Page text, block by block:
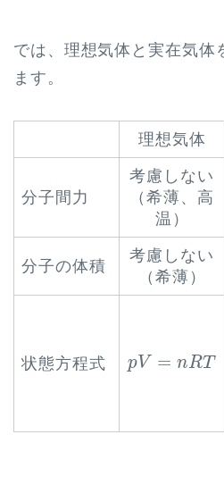
では、理想気体と実在気体
ます。
理想気体
分子間力
考慮しない
（希薄、高
温）
分子の体積
考慮しない
（希薄）
状態方程式 pV = nRT
pV= T